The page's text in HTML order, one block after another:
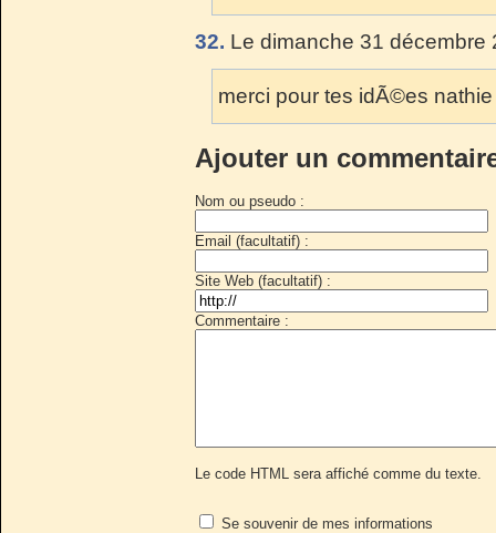
32. Le dimanche 31
merci pour tes idÃ©es
Ajouter un
Nom ou pseudo :
Email (facultatif) :
Site Web (facultatif) :
Commentaire :
Le code HTML sera affiché comme du texte.
Se souvenir de mes informations